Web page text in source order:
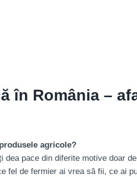
în România –
agricole?
dea pace din diferite motive doar
fel de fermier ai vrea să fii, ce ai